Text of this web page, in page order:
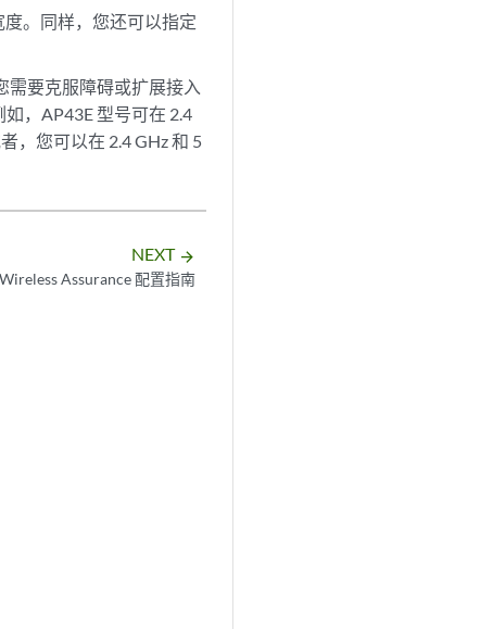
。同样，您还可以指定
要克服障碍或扩展接入
，AP43E 型号可在 2.4
，您可以在 2.4 GHz 和 5
NEXT arrow_forward
Assurance 配置指南